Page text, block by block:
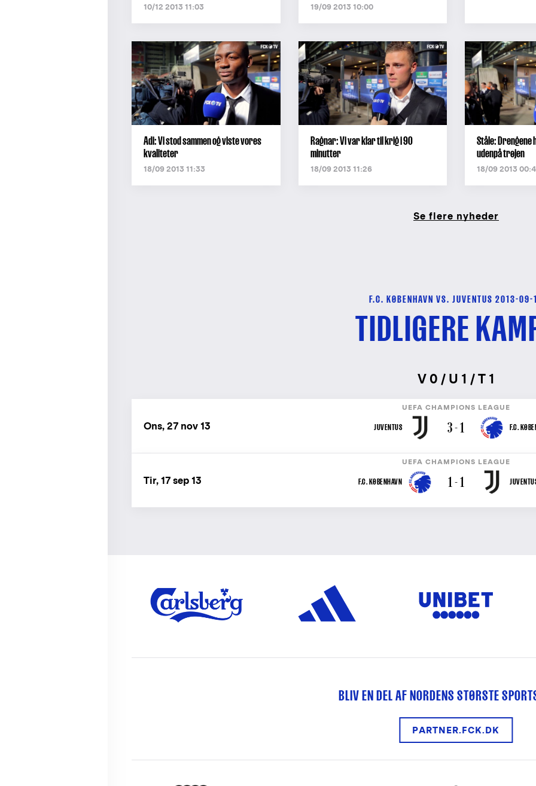
10/12 2013 11:03 19/09 2013 10:00
Adi: Vi stod sammen og viste vores
kvaliteter
18/09 2013 11:33
Ragnar: Vi var klar til krig i 90
minutter
18/09 2013 11:26
Ståle: Drengene
udenpå trøjen
18/09 2013
Se flere nyheder
F.C. KØBENHAVN VS. JUVENTUS 2013-09-
TIDLIGERE
V 0 / U 1 / T 1
UEFA CHAMPIONS LEAGUE
Ons, 27 nov 13 JUVENTUS 3 - 1 F.C.
UEFA CHAMPIONS LEAGUE
Tir, 17 sep 13 F.C. KØBENHAVN 1 - 1
BLIV EN DEL AF NORDENS STØRSTE
PARTNER.FCK.DK